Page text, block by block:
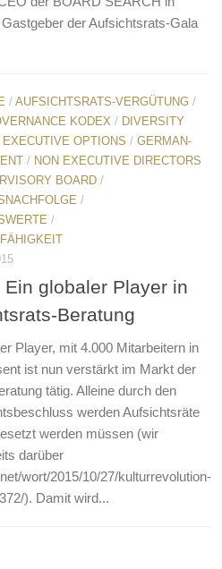
der Aufsichtsrats-Gala
/ AUFSICHTSRATS-VERGÜTUNG /
KODEX / DIVERSITY
EXECUTIVE OPTIONS / GERMAN-
/ NON EXECUTIVE DIRECTORS
BOARD /
/
/
Ein globaler Player in
Beratung
Player, mit 4.000 Mitarbeitern in
ist nun verstärkt im Markt der
tätig. Alleine durch den
werden Aufsichtsräte
werden müssen (wir
darüber
wort/2015/10/27/kulturrevolution-
). Damit wird...